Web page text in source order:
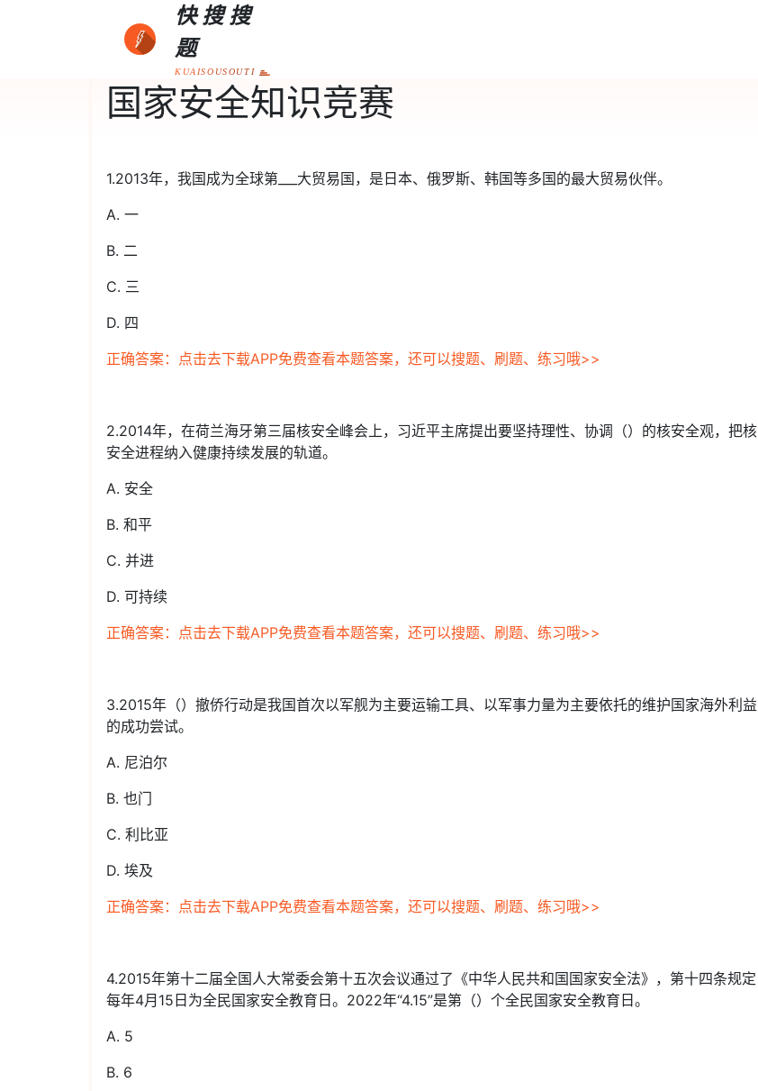
快搜搜
题
KUAISOUSOUTI
国家安全知识竞赛
1.2013年，我国成为全球第___大贸易国，是日本、俄罗斯、韩国等多国的最大贸易伙伴。
A. 一
B. 二
C. 三
D. 四
正确答案：点击去下载APP免费查看本题答案，还可以搜题、刷题、练习哦>>
2.2014年，在荷兰海牙第三届核安全峰会上，习近平主席提出要坚持理性、协调（）的核安全观，把核
安全进程纳入健康持续发展的轨道。
A. 安全
B. 和平
C. 并进
D. 可持续
正确答案：点击去下载APP免费查看本题答案，还可以搜题、刷题、练习哦>>
3.2015年（）撤侨行动是我国首次以军舰为主要运输工具、以军事力量为主要依托的维护国家海外利益
的成功尝试。
A. 尼泊尔
B. 也门
C. 利比亚
D. 埃及
正确答案：点击去下载APP免费查看本题答案，还可以搜题、刷题、练习哦>>
4.2015年第十二届全国人大常委会第十五次会议通过了《中华人民共和国国家安全法》，第十四条规定
每年4月15日为全民国家安全教育日。2022年“4.15”是第（）个全民国家安全教育日。
A. 5
B. 6